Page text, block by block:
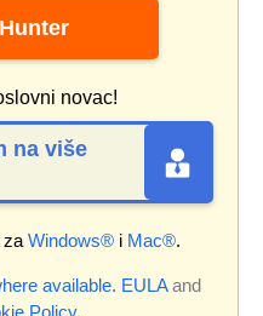
novac!
na više
Windows®i Mac®.
available. EULAand
Policy.